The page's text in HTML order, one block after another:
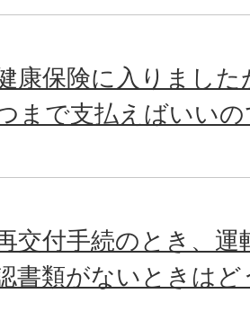
康保険に入りました
まで支払えばいい
交付手続のとき、
書類がないときは